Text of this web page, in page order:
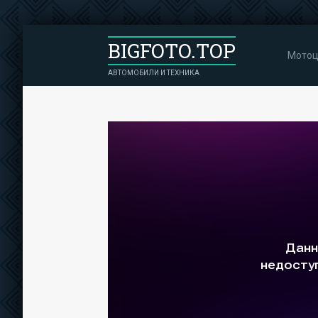
BIGFOTO.TOP
АВТОМОБИЛИ И ТЕХНИКА